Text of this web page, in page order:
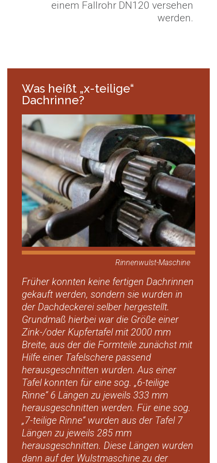
einem Fallrohr DN120 versehen
werden.
Was heißt „x-teilige“
Dachrinne?
Rinnenwulst-Maschine
Früher konnten keine fertigen Dachrinnen
gekauft werden, sondern sie wurden in
der Dachdeckerei selber hergestellt.
Grundmaß hierbei war die Größe einer
Zink-/oder Kupfertafel mit 2000 mm
Breite, aus der die Formteile zunächst mit
Hilfe einer Tafelschere passend
herausgeschnitten wurden. Aus einer
Tafel konnten für eine sog. „6-teilige
Rinne“ 6 Längen zu jeweils 333 mm
herausgeschnitten werden. Für eine sog.
„7-teilige Rinne“ wurden aus der Tafel 7
Längen zu jeweils 285 mm
herausgeschnitten. Diese Längen wurden
dann auf der Wulstmaschine zu der